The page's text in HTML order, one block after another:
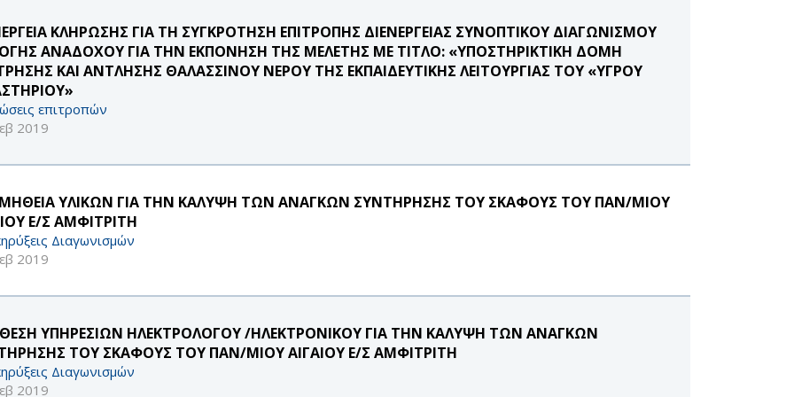
ΚΛΗΡΩΣΗΣ ΓΙΑ ΤΗ ΣΥΓΚΡΟΤΗΣΗ ΕΠΙΤΡΟΠΗΣ ΔΙΕΝΕΡΓΕΙΑΣ ΣΥΝΟΠΤΙΚΟΥ ΔΙΑΓΩΝΙΣΜΟΥ
ΑΝΑΔΟΧΟΥ ΓΙΑ ΤΗΝ ΕΚΠΟΝΗΣΗ ΤΗΣ ΜΕΛΕΤΗΣ ΜΕ ΤΙΤΛΟ: «ΥΠΟΣΤΗΡΙΚΤΙΚΗ ΔΟΜΗ
ΚΑΙ ΑΝΤΛΗΣΗΣ ΘΑΛΑΣΣΙΝΟΥ ΝΕΡΟΥ ΤΗΣ ΕΚΠΑΙΔΕΥΤΙΚΗΣ ΛΕΙΤΟΥΡΓΙΑΣ ΤΟΥ «ΥΓΡΟΥ
επιτροπών
2019
ΥΛΙΚΩΝ ΓΙΑ ΤΗΝ ΚΑΛΥΨΗ ΤΩΝ ΑΝΑΓΚΩΝ ΣΥΝΤΗΡΗΣΗΣ ΤΟΥ ΣΚΑΦΟΥΣ ΤΟΥ ΠΑΝ/ΜΙΟΥ
Ε/Σ ΑΜΦΙΤΡΙΤΗ
Διαγωνισμών
2019
ΥΠΗΡΕΣΙΩΝ ΗΛΕΚΤΡΟΛΟΓΟΥ /ΗΛΕΚΤΡΟΝΙΚΟΥ ΓΙΑ ΤΗΝ ΚΑΛΥΨΗ ΤΩΝ ΑΝΑΓΚΩΝ
ΤΟΥ ΣΚΑΦΟΥΣ ΤΟΥ ΠΑΝ/ΜΙΟΥ ΑΙΓΑΙΟΥ Ε/Σ ΑΜΦΙΤΡΙΤΗ
Διαγωνισμών
2019